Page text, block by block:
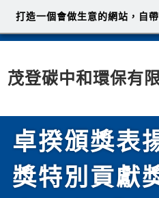
茂登碳中和環保有
卓揆頒獎表
獎特別貢獻
打造一個會做生意的網站，自